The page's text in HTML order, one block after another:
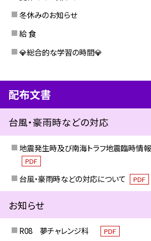
冬休みのお知らせ
給 食
💎総合的な学習の時間💎
配布文書
台風・豪雨時などの対応
地震発生時及び南海トラフ地震臨時情
PDF
台風・豪雨時などの対応について PDF
お知らせ
R08 夢チャレンジ科 PDF